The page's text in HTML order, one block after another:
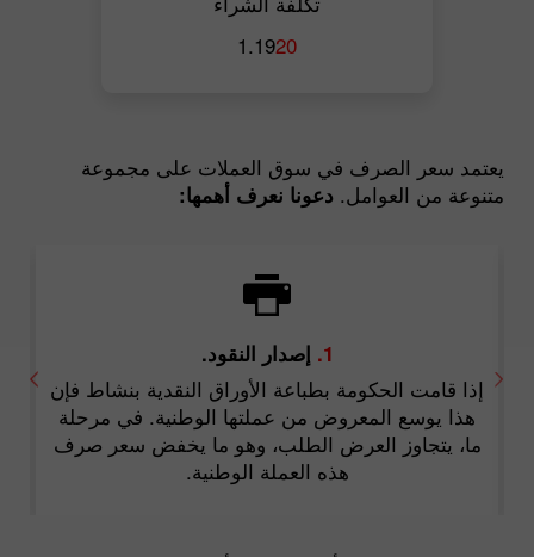
1.1920
يعتمد سعر الصرف في سوق العملات على مجموعة
متنوعة من العوامل. دعونا نعرف أهمها:
1. إصدار النقود.
إذا قامت الحكومة بطباعة الأوراق النقدية بنشاط فإن
هذا يوسع المعروض من عملتها الوطنية. في مرحلة
ما، يتجاوز العرض الطلب، وهو ما يخفض سعر صرف
هذه العملة الوطنية.